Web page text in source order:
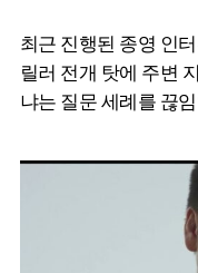
최근 진행된 종영 인
릴러 전개 탓에 주변
냐는 질문 세례를 끊